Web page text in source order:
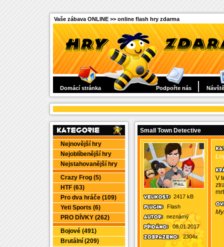
Vaše zábava ONLINE >> online flash hry zdarma
Domácí stránka Podpořte nás
Nejnovější hry
Nejoblíbenější hry
Nejstahovanější hry
Crazy Frog (5)
HTF (63)
Pro dva hráče (109)
Yeti Sports (6)
PRO DÍVKY (262)
Bojové (491)
Brutální (209)
Small Town Detective
2417 kB
Flash
neznámý
08.01.2017
2304x
V